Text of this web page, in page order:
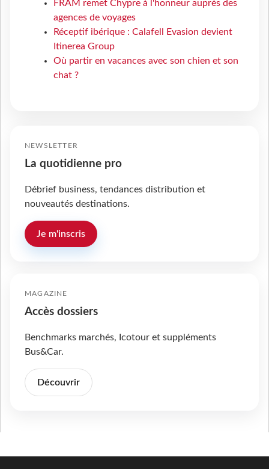
FRAM remet Chypre à l'honneur auprès des
agences de voyages
Réceptif ibérique : Calafell Evasion devient
Itinerea Group
Où partir en vacances avec son chien et son
chat ?
NEWSLETTER
La quotidienne pro
Débrief business, tendances distribution et
nouveautés destinations.
Je m'inscris
MAGAZINE
Accès dossiers
Benchmarks marchés, Icotour et suppléments
Bus&Car.
Découvrir